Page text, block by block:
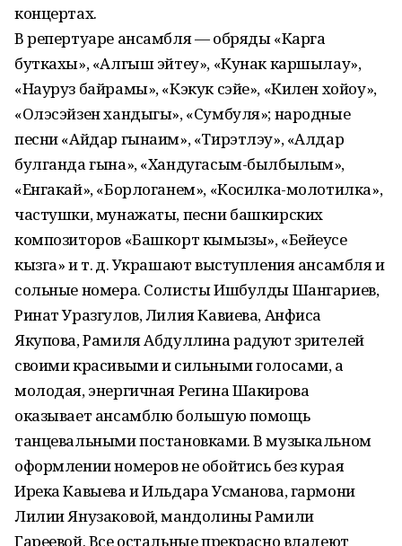
концертах.
В репертуаре ансамбля — обряды «Карга
буткахы», «Алгыш эйтеу», «Кунак каршылау»,
«Науруз байрамы», «Кэкук сэйе», «Килен хойоу»,
«Олэсэйзен хандыгы», «Сумбуля»; народные
песни «Айдар гынаим», «Тирэтлэу», «Алдар
булганда гына», «Хандугасым-былбылым»,
«Енгакай», «Борлоганем», «Косилка-молотилка»,
частушки, мунажаты, песни башкирских
композиторов «Башкорт кымызы», «Бейеусе
кызга» и т. д. Украшают выступления ансамбля и
сольные номера. Солисты Ишбулды Шангариев,
Ринат Уразгулов, Лилия Кавиева, Анфиса
Якупова, Рамиля Абдуллина радуют зрителей
своими красивыми и сильными голосами, а
молодая, энергичная Регина Шакирова
оказывает ансамблю большую помощь
танцевальными постановками. В музыкальном
оформлении номеров не обойтись без курая
Ирека Кавыева и Ильдара Усманова, гармони
Лилии Янузаковой, мандолины Рамили
Гареевой. Все остальные прекрасно владеют